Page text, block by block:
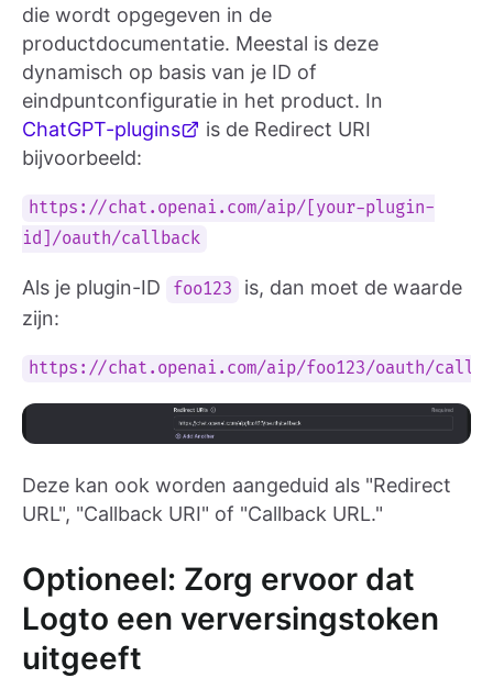
die wordt opgegeven in de
productdocumentatie. Meestal is deze
dynamisch op basis van je ID of
eindpuntconfiguratie in het product. In
ChatGPT-plugins
is de Redirect URI
bijvoorbeeld:
https://chat.openai.com/aip/[your-plugin-
id]/oauth/callback
Als je plugin-ID foo123
is, dan moet de waarde
zijn:
https://chat.openai.com/aip/foo123/oauth/
Deze kan ook worden aangeduid als "Redirect
URL", "Callback URI" of "Callback URL."
Optioneel: Zorg ervoor dat
Logto een verversingstoken
uitgeeft